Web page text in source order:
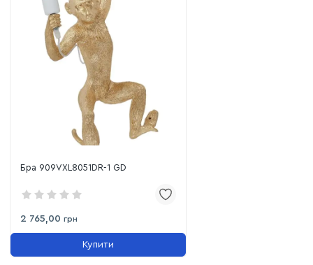
Бра 909VXL8051DR-1 GD
2 765,00 грн
Купити